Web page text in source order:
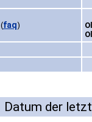
(faq)
Datum der